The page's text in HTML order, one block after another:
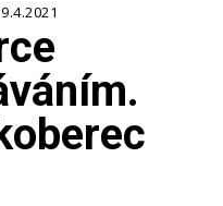
9.4.2021